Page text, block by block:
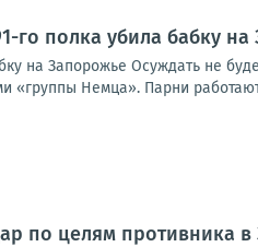
го полка убила бабку
на Запорожье Осуждать не
«группы Немца». Парни
по целям противника